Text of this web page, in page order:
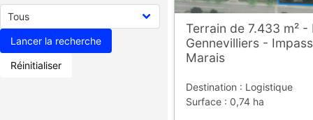
Réinitialiser
Terrain de 7.433 m² -
Gennevilliers -
Marais
Destination : Logistique
Surface : 0,74 ha